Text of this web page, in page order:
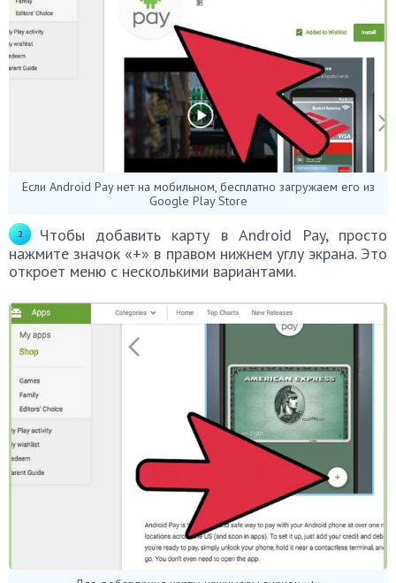
Если Android Pay нет на мобильном, бесплатно загружаем его из
Google Play Store
Чтобы добавить карту в Android Pay, просто
нажмите значок «+» в правом нижнем углу экрана. Это
откроет меню с несколькими вариантами.